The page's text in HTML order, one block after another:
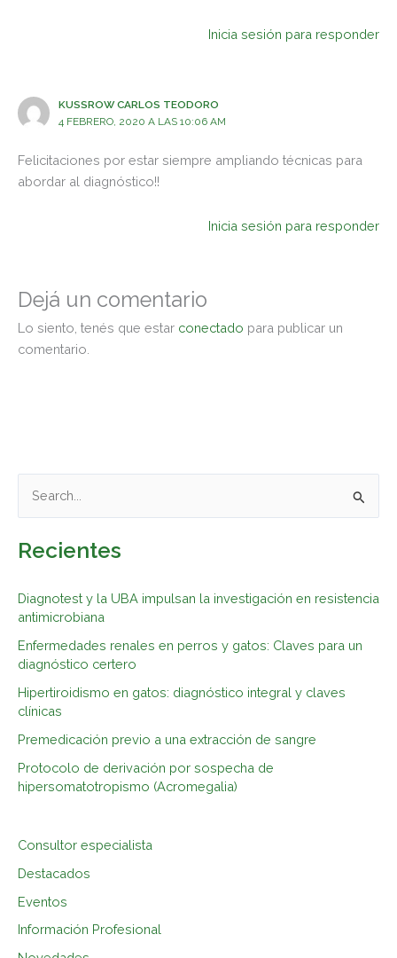
Inicia sesión para responder
KUSSROW CARLOS TEODORO
4 FEBRERO, 2020 A LAS 10:06 AM
Felicitaciones por estar siempre ampliando técnicas para
abordar al diagnóstico!!
Inicia sesión para responder
Dejá un comentario
Lo siento, tenés que estar conectado para publicar un
comentario.
s
a
p
r
:
Recientes
Diagnotest y la UBA impulsan la investigación en resistencia
antimicrobiana
Enfermedades renales en perros y gatos: Claves para un
diagnóstico certero
Hipertiroidismo en gatos: diagnóstico integral y claves
clínicas
Premedicación previo a una extracción de sangre
Protocolo de derivación por sospecha de
hipersomatotropismo (Acromegalia)
Consultor especialista
Destacados
Eventos
Información Profesional